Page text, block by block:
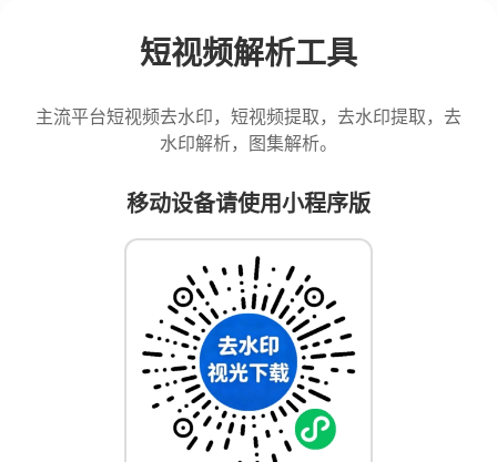
短视频解析工具
主流平台短视频去水印，短视频提取，去水印提取，去
水印解析，图集解析。
移动设备请使用小程序版